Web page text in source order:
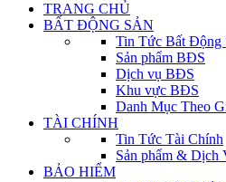
TRANG CHỦ
BẤT ĐỘNG SẢN
Tin Tức Bất Động
Sản phẩm BĐS
Dịch vụ BĐS
Khu vực BĐS
Danh Mục Theo
TÀI CHÍNH
Tin Tức Tài Chính
Sản phẩm & Dịch
BẢO HIỂM